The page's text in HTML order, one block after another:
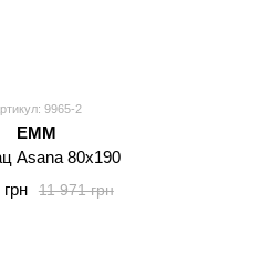
9965-2
EMM
Asana 80x190
11 971 грн